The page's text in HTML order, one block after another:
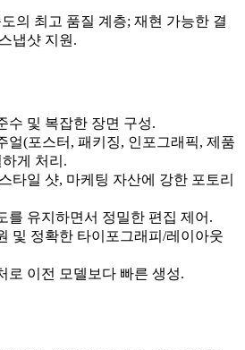
의 최고 품질 계층; 재현 가능한 결
냅샷 지원.
수 및 복잡한 장면 구성.
얼(포스터, 패키징, 인포그래픽, 제품
게 처리.
타일 샷, 마케팅 자산에 강한 포토리
를 유지하면서 정밀한 편집 제어.
및 정확한 타이포그래피/레이아웃
로 이전 모델보다 빠른 생성.